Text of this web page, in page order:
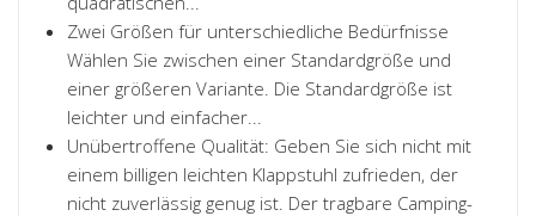
Zwei Größen für unterschiedliche Bedürfnisse
Wählen Sie zwischen einer Standardgröße und
einer größeren Variante. Die Standardgröße ist
leichter und einfacher...
Unübertroffene Qualität: Geben Sie sich nicht mit
einem billigen leichten Klappstuhl zufrieden, der
nicht zuverlässig genug ist. Der tragbare Camping-